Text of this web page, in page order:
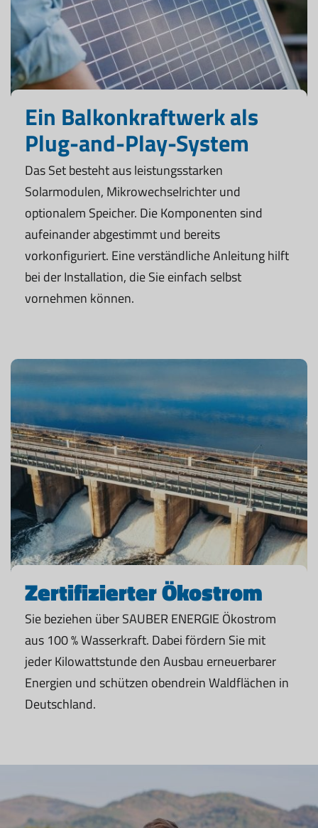
Ein Balkonkraftwerk als
Plug-and-Play-System
Das Set besteht aus leistungsstarken
Solarmodulen, Mikrowechselrichter und
optionalem Speicher. Die Komponenten sind
aufeinander abgestimmt und bereits
vorkonfiguriert. Eine verständliche Anleitung hilft
bei der Installation, die Sie einfach selbst
vornehmen können.
Zertifizierter Ökostrom
Sie beziehen über SAUBER ENERGIE Ökostrom
aus 100 % Wasserkraft. Dabei fördern Sie mit
jeder Kilowattstunde den Ausbau erneuerbarer
Energien und schützen obendrein Waldflächen in
Deutschland.